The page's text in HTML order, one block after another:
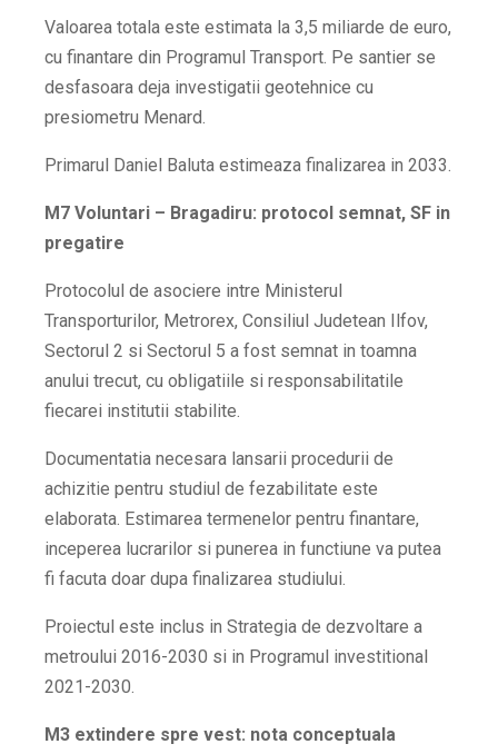
Valoarea totala este estimata la 3,5 miliarde de euro,
cu finantare din Programul Transport. Pe santier se
desfasoara deja investigatii geotehnice cu
presiometru Menard.
Primarul Daniel Baluta estimeaza finalizarea in 2033.
M7 Voluntari – Bragadiru: protocol semnat, SF in
pregatire
Protocolul de asociere intre Ministerul
Transporturilor, Metrorex, Consiliul Judetean Ilfov,
Sectorul 2 si Sectorul 5 a fost semnat in toamna
anului trecut, cu obligatiile si responsabilitatile
fiecarei institutii stabilite.
Documentatia necesara lansarii procedurii de
achizitie pentru studiul de fezabilitate este
elaborata. Estimarea termenelor pentru finantare,
inceperea lucrarilor si punerea in functiune va putea
fi facuta doar dupa finalizarea studiului.
Proiectul este inclus in Strategia de dezvoltare a
metroului 2016-2030 si in Programul investitional
2021-2030.
M3 extindere spre vest: nota conceptuala